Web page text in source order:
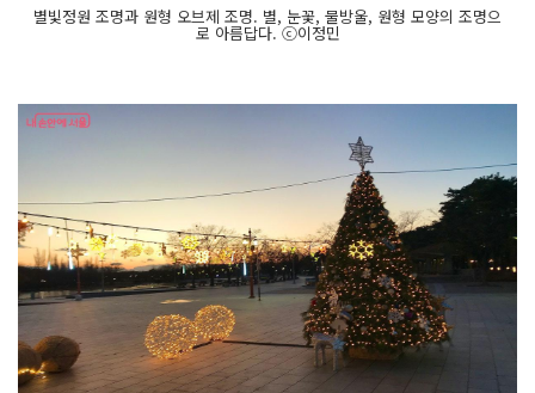
별빛정원 조명과 원형 오브제 조명. 별, 눈꽃, 물방울, 원형 모양의 조명으
로 아름답다. ⓒ이정민